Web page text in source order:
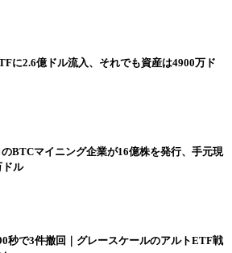
に2.6億ドル流入、それでも資産は4900万ド
BTCマイニング企業が16億株を発行、手元現
ドル
秒で3件撤回｜グレースケールのアルトETF戦